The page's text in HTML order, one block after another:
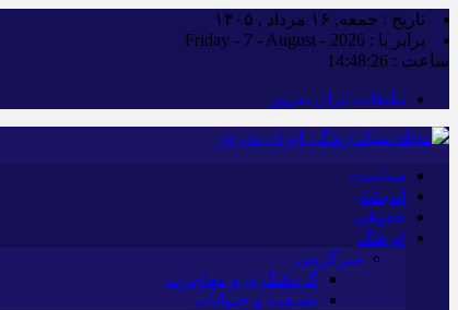
تاریخ : جمعه, ۱۶ مرداد , ۱۴۰۵
برابر با : Friday - 7 - August - 2026
ساعت : 14:48:27
تبلیغات ایران به‌روز
سیاست
اندیشه
حقوقی
فرهنگ
سرگرمی
گردشگری و مهاجرت
طبیعت و حیوانات